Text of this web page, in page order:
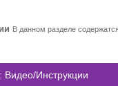
В данном разделе
: Видео/Инструкции